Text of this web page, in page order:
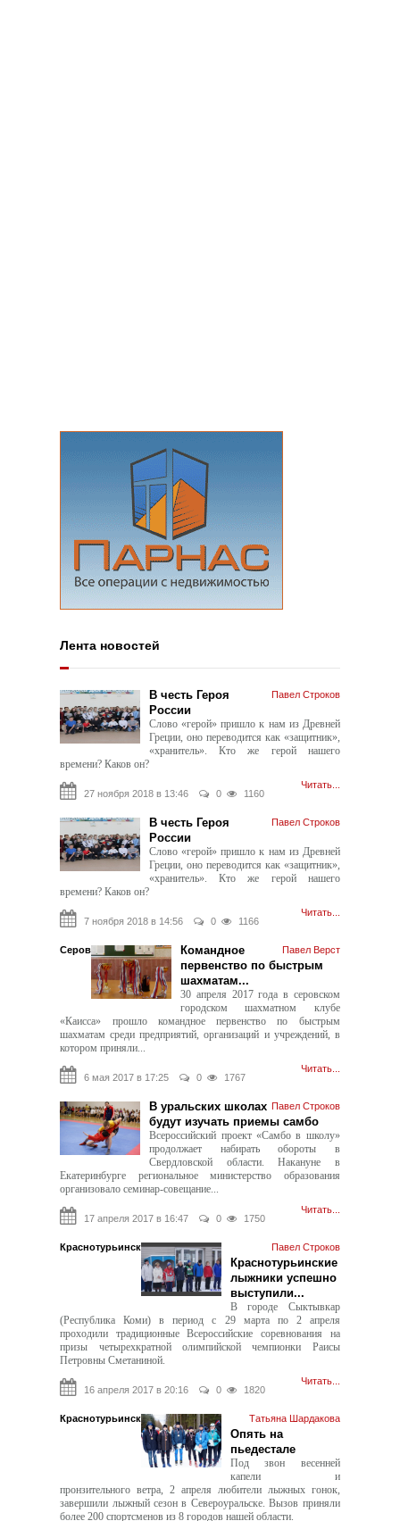
Лента новостей
Павел Строков
В честь Героя
России
Слово «герой» пришло к нам из Древней
Греции, оно переводится как «защитник»,
«хранитель». Кто же герой нашего
времени? Каков он?
27 ноября 2018 в 13:46 0 1160
Читать...
Павел Строков
В честь Героя
России
Слово «герой» пришло к нам из Древней
Греции, оно переводится как «защитник»,
«хранитель». Кто же герой нашего
времени? Каков он?
7 ноября 2018 в 14:56 0 1166
Читать...
Серов Павел Верст
Командное
первенство по быстрым
шахматам...
30 апреля 2017 года в серовском
городском шахматном клубе
«Каисса» прошло командное первенство по быстрым
шахматам среди предприятий, организаций и учреждений, в
котором приняли...
6 мая 2017 в 17:25 0 1767
Читать...
Павел Строков
В уральских школах
будут изучать приемы самбо
Всероссийский проект «Самбо в школу»
продолжает набирать обороты в
Свердловской области. Накануне в
Екатеринбурге региональное министерство образования
организовало семинар-совещание...
17 апреля 2017 в 16:47 0 1750
Читать...
Краснотурьинск Павел Строков
Краснотурьинские
лыжники успешно
выступили...
В городе Сыктывкар
(Республика Коми) в период с 29 марта по 2 апреля
проходили традиционные Всероссийские соревнования на
призы четырехкратной олимпийской чемпионки Раисы
Петровны Сметаниной.
16 апреля 2017 в 20:16 0 1820
Читать...
Краснотурьинск Татьяна Шардакова
Опять на
пьедестале
Под звон весенней
капели и
пронзительного ветра, 2 апреля любители лыжных гонок,
завершили лыжный сезон в Североуральске. Вызов приняли
более 200 спортсменов из 8 городов нашей области.